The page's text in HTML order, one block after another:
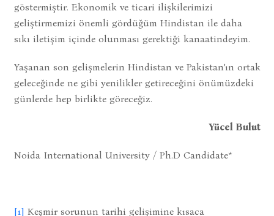
göstermiştir. Ekonomik ve ticari ilişkilerimizi
geliştirmemizi önemli gördüğüm Hindistan ile daha
sıkı iletişim içinde olunması gerektiği kanaatindeyim.
Yaşanan son gelişmelerin Hindistan ve Pakistan’ın ortak
geleceğinde ne gibi yenilikler getireceğini önümüzdeki
günlerde hep birlikte göreceğiz.
Yücel Bulut
Noida International University / Ph.D Candidate*
[1] Keşmir sorunun tarihi gelişimine kısaca